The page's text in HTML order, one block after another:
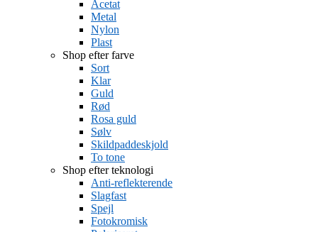
Acetat
Metal
Nylon
Plast
Shop efter farve
Sort
Klar
Guld
Rød
Rosa guld
Sølv
Skildpaddeskjold
To tone
Shop efter teknologi
Anti-reflekterende
Slagfast
Spejl
Fotokromisk